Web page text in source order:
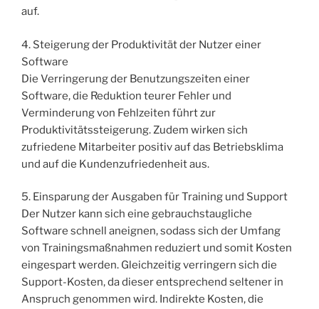
auf.
4. Steigerung der Produktivität der Nutzer einer
Software
Die Verringerung der Benutzungszeiten einer
Software, die Reduktion teurer Fehler und
Verminderung von Fehlzeiten führt zur
Produktivitätssteigerung. Zudem wirken sich
zufriedene Mitarbeiter positiv auf das Betriebsklima
und auf die Kundenzufriedenheit aus.
5. Einsparung der Ausgaben für Training und Support
Der Nutzer kann sich eine gebrauchstaugliche
Software schnell aneignen, sodass sich der Umfang
von Trainingsmaßnahmen reduziert und somit Kosten
eingespart werden. Gleichzeitig verringern sich die
Support-Kosten, da dieser entsprechend seltener in
Anspruch genommen wird. Indirekte Kosten, die